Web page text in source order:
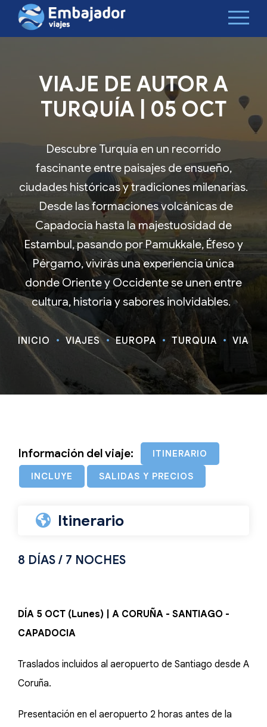
VIAJE DE AUTOR A
TURQUÍA | 05 OCT
Descubre Turquía en un recorrido
fascinante entre paisajes de ensueño,
ciudades históricas y tradiciones milenarias.
Desde las formaciones volcánicas de
Capadocia hasta la majestuosidad de
Estambul, pasando por Pamukkale, Éfeso y
Pérgamo, vivirás una experiencia única
donde Oriente y Occidente se unen entre
cultura, historia y sabores inolvidables.
INICIO VIAJES EUROPA TURQUÍA VIAJE
Información del viaje: ITINERARIO
INCLUYE SALIDAS Y PRECIOS
Itinerario
8 DÍAS / 7 NOCHES
DÍA 5 OCT (Lunes) | A CORUÑA - SANTIAGO -
CAPADOCIA
Traslados incluidos al aeropuerto de Santiago desde A
Coruña.
Presentación en el aeropuerto 2 horas antes de la